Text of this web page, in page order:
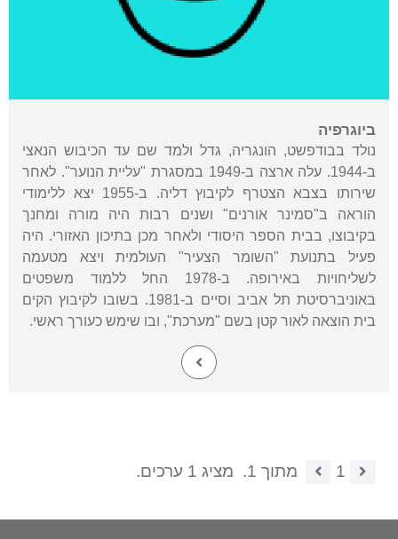
ביוגרפיה
נולד בבודפשט, הונגריה, גדל ולמד שם עד הכיבוש הנאצי
ב-1944. עלה ארצה ב-1949 במסגרת "עליית הנוער". לאחר
שירותו בצבא הצטרף לקיבוץ דליה. ב-1955 יצא ללימודי
הוראה ב"סמינר אורנים" ושנים רבות היה מורה ומחנך
בקיבוצו, בבית הספר היסודי ולאחר מכן בתיכון האזורי. היה
פעיל בתנועת "השומר הצעיר" העולמית ויצא מטעמה
לשליחויות באירופה. ב-1978 החל ללמוד משפטים
באוניברסיטת תל אביב וסיים ב-1981. בשובו לקיבוץ הקים
בית הוצאה לאור קטן בשם "מערכת", ובו שימש כעורך ראשי.
1 מתוך 1. מציג 1 ערכים.